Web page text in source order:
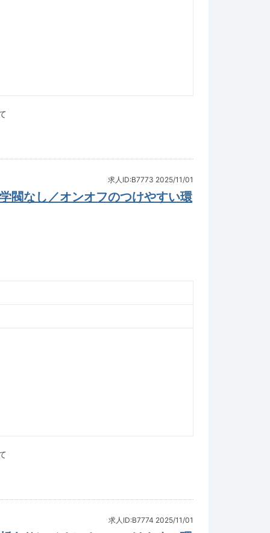
求人ID:B7773 2025/11/01
閥なし／オンオフのつけやすい環
求人ID:B7774 2025/11/01